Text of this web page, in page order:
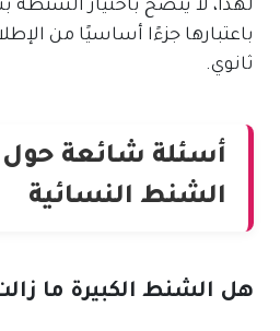
لهذا، لا يُنصح باختيار
باعتبارها جزءًا أساسيًا من
ثانوي.
أسئلة شائعة
الشنط النسائية
هل الشنط الكبيرة ما